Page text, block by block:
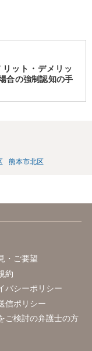
ット・デメリッ
合の強制認知の手
熊本市北区
・ご要望
約
バシーポリシー
信ポリシー
ご検討の弁護士の方